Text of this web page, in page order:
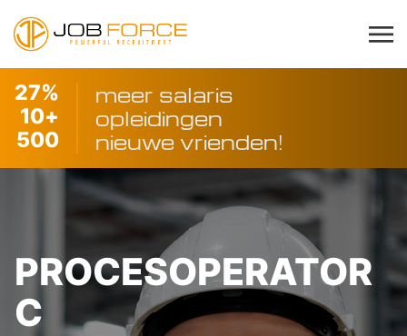
%
27
meer salaris
+
10
opleidingen
500
nieuwe vrienden!
PROCESOPERATOR
C